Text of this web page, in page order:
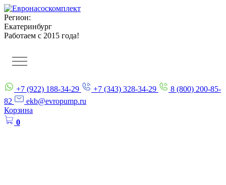
Регион:
Екатеринбург
Работаем с 2015 года!
+7 (922) 188-34-29 +7 (343) 328-34-29
8 (800) 200-85-
82
ekb@evropump.ru
Корзина
0